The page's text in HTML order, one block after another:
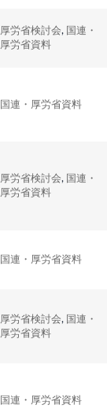
厚労省検討会, 国連・
厚労省資料
国連・厚労省資料
厚労省検討会, 国連・
厚労省資料
国連・厚労省資料
厚労省検討会, 国連・
厚労省資料
国連・厚労省資料